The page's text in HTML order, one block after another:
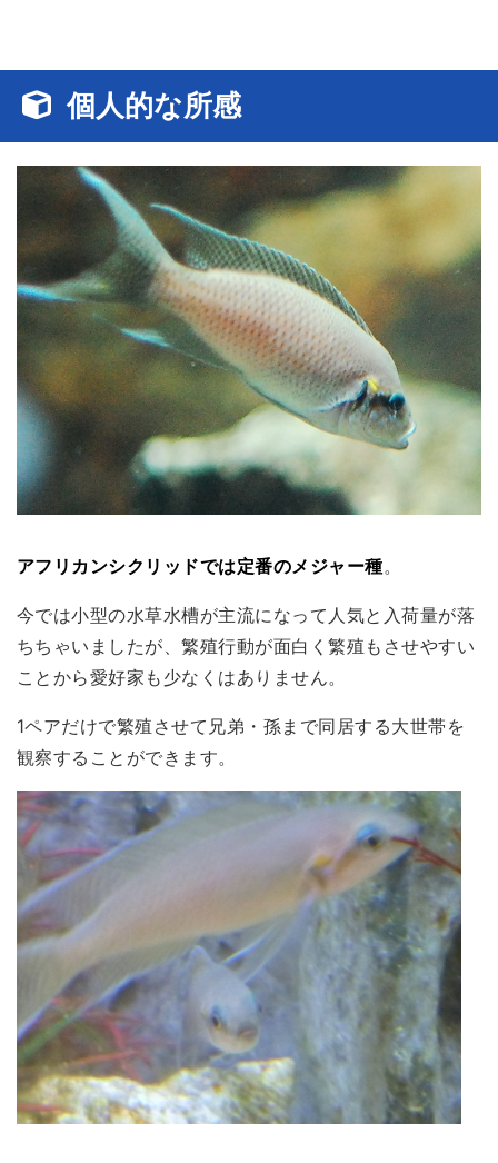
個人的な所感
アフリカンシクリッドでは定番のメジャー種。
今では小型の水草水槽が主流になって人気と入荷量が落
ちちゃいましたが、繁殖行動が面白く繁殖もさせやすい
ことから愛好家も少なくはありません。
1ペアだけで繁殖させて兄弟・孫まで同居する大世帯を
観察することができます。